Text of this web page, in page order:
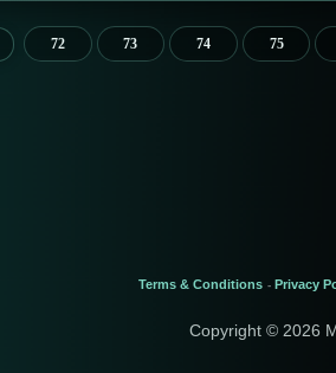
72 73 74 75
Terms & Conditions - Privacy
Copyright © 2026